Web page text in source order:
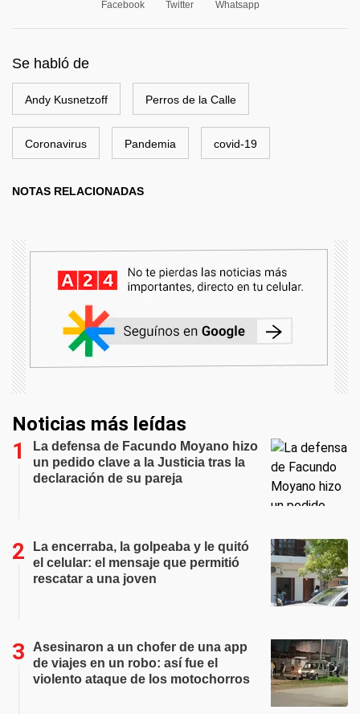
Facebook Twitter Whatsapp
Se habló de
Andy Kusnetzoff Perros de la Calle
Coronavirus Pandemia covid-19
NOTAS RELACIONADAS
Noticias más leídas
La defensa de Facundo Moyano hizo
un pedido clave a la Justicia tras la
declaración de su pareja
La encerraba, la golpeaba y le quitó
el celular: el mensaje que permitió
rescatar a una joven
Asesinaron a un chofer de una app
de viajes en un robo: así fue el
violento ataque de los motochorros